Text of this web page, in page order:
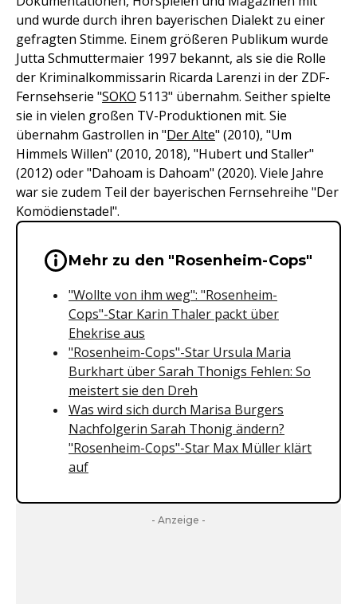
und wurde durch ihren bayerischen Dialekt zu einer
gefragten Stimme. Einem größeren Publikum wurde
Jutta Schmuttermaier 1997 bekannt, als sie die Rolle
der Kriminalkommissarin Ricarda Larenzi in der ZDF-
Fernsehserie "SOKO 5113" übernahm. Seither spielte
sie in vielen großen TV-Produktionen mit. Sie
übernahm Gastrollen in "Der Alte" (2010), "Um
Himmels Willen" (2010, 2018), "Hubert und Staller"
(2012) oder "Dahoam is Dahoam" (2020). Viele Jahre
war sie zudem Teil der bayerischen Fernsehreihe "Der
Komödienstadel".
Wichtige Hinweise &
Mehr zu den "Rosenheim-Cops"
"Wollte von ihm weg": "Rosenheim-
Cops"-Star Karin Thaler packt über
Ehekrise aus
"Rosenheim-Cops"-Star Ursula Maria
Burkhart über Sarah Thonigs Fehlen: So
meistert sie den Dreh
Was wird sich durch Marisa Burgers
Nachfolgerin Sarah Thonig ändern?
"Rosenheim-Cops"-Star Max Müller klärt
auf
- Anzeige -